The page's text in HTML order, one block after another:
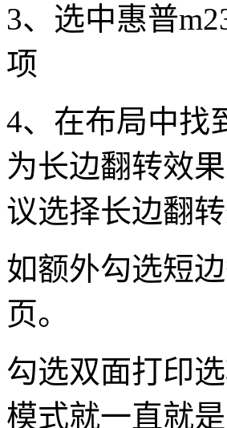
3、选中惠普
项
4、在布局中找
为长边翻转效
议选择长边翻转
如额外勾选短
页。
勾选双面打印
模式就一直就